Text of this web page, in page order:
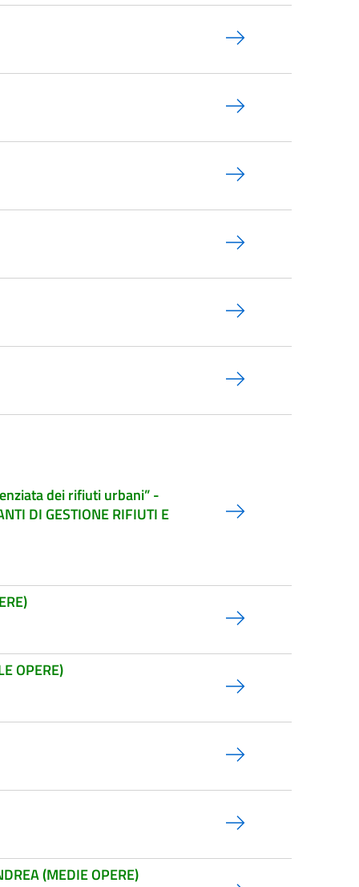
dei rifiuti urbani” -
DI GESTIONE RIFIUTI E
OPERE)
(MEDIE OPERE)